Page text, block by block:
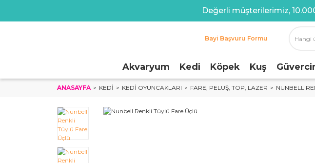
Değerli müşterilerimiz,
Bayi Başvuru Formu
Akvaryum Kedi Köpek Kuş
ANASAYFA KEDI KEDI OYUNCAKLARI FARE, PELUŞ, TOP, LAZER NUNBELL